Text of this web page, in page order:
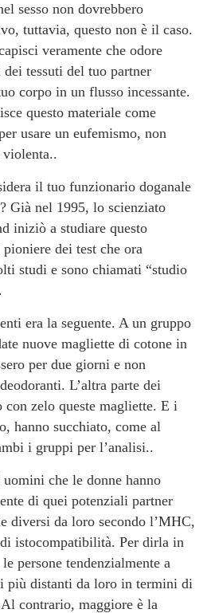
sesso non dovrebbero
tuttavia, questo non è il caso.
veramente che odore
tessuti del tuo partner
corpo in un flusso incessante.
questo materiale come
usare un eufemismo, non
il tuo funzionario doganale
Già nel 1995, lo scienziato
iniziò a studiare questo
dei test che ora
studi e sono chiamati “studio
era la seguente. A un gruppo
nuove magliette di cotone in
per due giorni e non
L’altra parte dei
con zelo queste magliette. E i
hanno succhiato, come al
i gruppi per l’analisi..
che le donne hanno
di quei potenziali partner
diversi da loro secondo l’MHC,
istocompatibilità. Per dirla in
persone tendenzialmente a
più distanti da loro in termini di
contrario, maggiore è la